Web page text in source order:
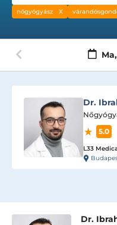
nőgyógyász
Ma,
Dr.
5.0
L33
Dr.